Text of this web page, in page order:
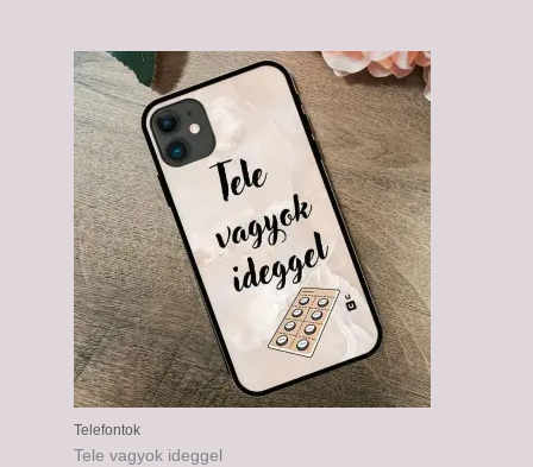
Telefontok
Tele vagyok ideggel